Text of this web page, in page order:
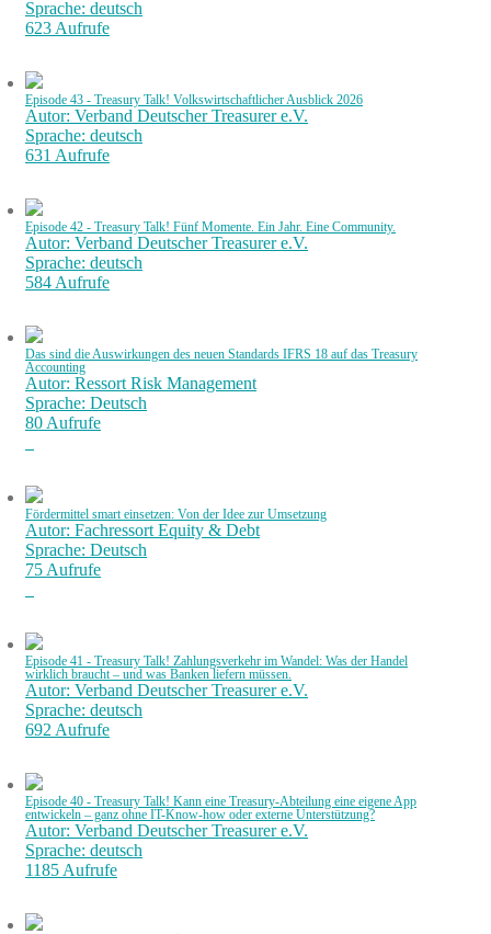
Sprache: deutsch
623 Aufrufe
Episode 43 - Treasury Talk! Volkswirtschaftlicher Ausblick 2026
Autor: Verband Deutscher Treasurer e.V.
Sprache: deutsch
631 Aufrufe
Episode 42 - Treasury Talk! Fünf Momente. Ein Jahr. Eine Community.
Autor: Verband Deutscher Treasurer e.V.
Sprache: deutsch
584 Aufrufe
Das sind die Auswirkungen des neuen Standards IFRS 18 auf das Treasury
Accounting
Autor: Ressort Risk Management
Sprache: Deutsch
80 Aufrufe
Fördermittel smart einsetzen: Von der Idee zur Umsetzung
Autor: Fachressort Equity & Debt
Sprache: Deutsch
75 Aufrufe
Episode 41 - Treasury Talk! Zahlungsverkehr im Wandel: Was der Handel
wirklich braucht – und was Banken liefern müssen.
Autor: Verband Deutscher Treasurer e.V.
Sprache: deutsch
692 Aufrufe
Episode 40 - Treasury Talk! Kann eine Treasury-Abteilung eine eigene App
entwickeln – ganz ohne IT-Know-how oder externe Unterstützung?
Autor: Verband Deutscher Treasurer e.V.
Sprache: deutsch
1185 Aufrufe